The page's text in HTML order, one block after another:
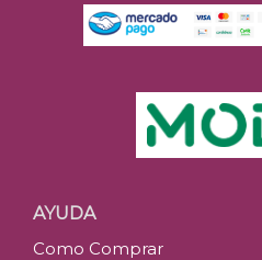
AYUDA
Como Comprar